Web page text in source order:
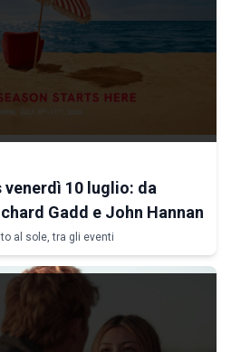
10 luglio: da
Gadd e John Hannan
al sole, tra gli eventi